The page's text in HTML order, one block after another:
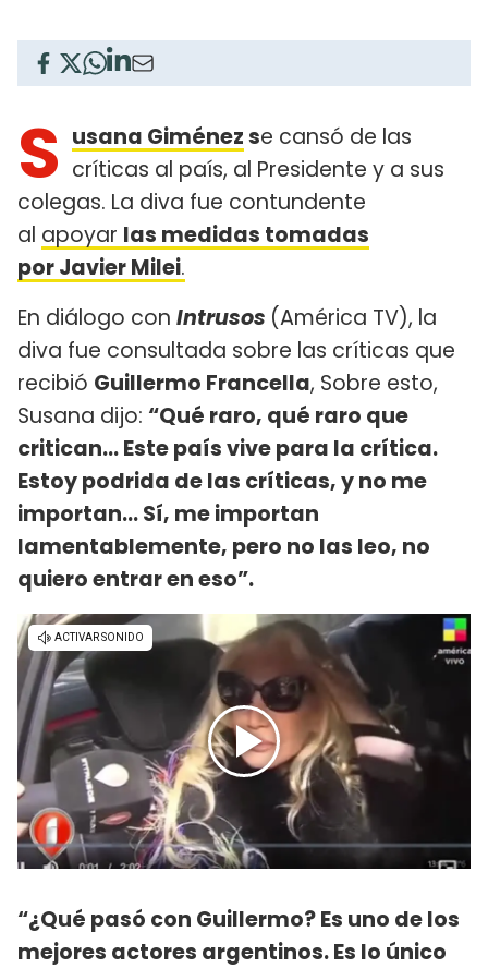
S usana Giménezse cansó de las
críticas al país, al Presidente y a sus
colegas. La diva fue contundente
al apoyar las medidas tomadas
por Javier Milei.
En diálogo con Intrusos (América TV), la
diva fue consultada sobre las críticas que
recibió Guillermo Francella, Sobre esto,
Susana dijo: “Qué raro, qué raro que
critican... Este país vive para la crítica.
Estoy podrida de las críticas, y no me
importan... Sí, me importan
lamentablemente, pero no las leo, no
quiero entrar en eso”.
“¿Qué pasó con Guillermo? Es uno de los
mejores actores argentinos. Es lo único